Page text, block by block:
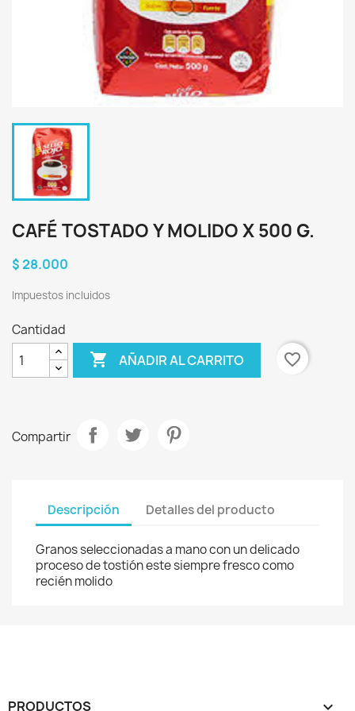
CAFÉ TOSTADO Y MOLIDO X 500 G.
$ 28.000
Impuestos incluidos
Cantidad
 AÑADIR AL CARRITO favorite_border
Compartir
Descripción Detalles del producto
Granos seleccionadas a mano con un delicado
proceso de tostión este siempre fresco como
recién molido
PRODUCTOS 